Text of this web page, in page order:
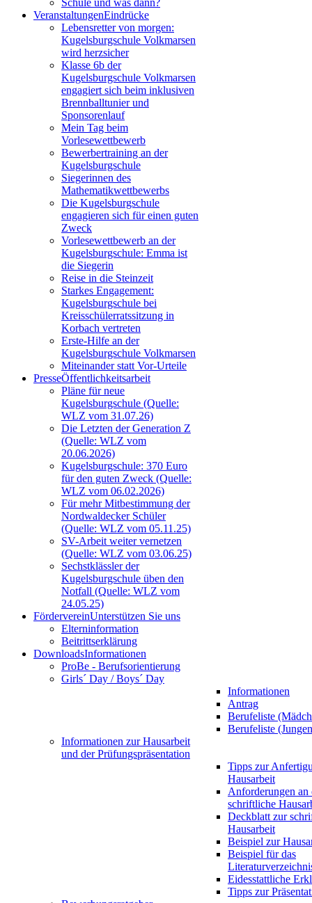
Schule und was dann?
VeranstaltungenEindrücke
Lebensretter von morgen:
Kugelsburgschule Volkmarsen
wird herzsicher
Klasse 6b der
Kugelsburgschule Volkmarsen
engagiert sich beim inklusiven
Brennballtunier und
Sponsorenlauf
Mein Tag beim
Vorlesewettbewerb
Bewerbertraining an der
Kugelsburgschule
Siegerinnen des
Mathematikwettbewerbs
Die Kugelsburgschule
engagieren sich für einen guten
Zweck
Vorlesewettbewerb an der
Kugelsburgschule: Emma ist
die Siegerin
Reise in die Steinzeit
Starkes Engagement:
Kugelsburgschule bei
Kreisschülerratssitzung in
Korbach vertreten
Erste-Hilfe an der
Kugelsburgschule Volkmarsen
Miteinander statt Vor-Urteile
PresseÖffentlichkeitsarbeit
Pläne für neue
Kugelsburgschule (Quelle:
WLZ vom 31.07.26)
Die Letzten der Generation Z
(Quelle: WLZ vom
20.06.2026)
Kugelsburgschule: 370 Euro
für den guten Zweck (Quelle:
WLZ vom 06.02.2026)
Für mehr Mitbestimmung der
Nordwaldecker Schüler
(Quelle: WLZ vom 05.11.25)
SV-Arbeit weiter vernetzen
(Quelle: WLZ vom 03.06.25)
Sechstklässler der
Kugelsburgschule üben den
Notfall (Quelle: WLZ vom
24.05.25)
FördervereinUnterstützen Sie uns
Elterninformation
Beitrittserklärung
DownloadsInformationen
ProBe - Berufsorientierung
Girls´ Day / Boys´ Day
Informationen
Antrag
Berufeliste
Berufeliste
Informationen zur Hausarbeit
und der Prüfungspräsentation
Tipps zur
Hausarbeit
Anforderungen an
schriftliche
Deckblatt zur
Hausarbeit
Beispiel zur
Beispiel für das
Eidesstattliche
Tipps zur